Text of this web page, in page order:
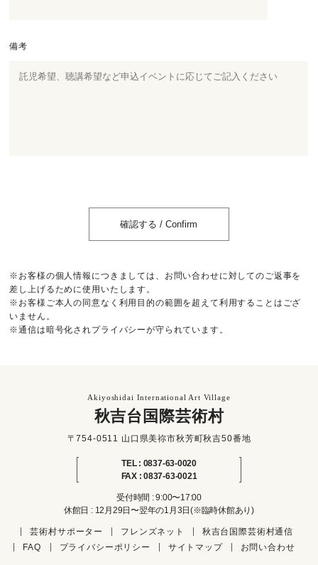
備考
※お客様の個人情報につきましては、お問い合わせに対してのご返事を
差し上げるために使用いたします。
※お客様ご本人の同意なく利用目的の範囲を超えて利用することはござ
いません。
※通信は暗号化されプライバシーが守られています。
Akiyoshidai International Art Village
秋吉台国際芸術村
〒754-0511 山口県美祢市秋芳町秋吉50番地
TEL : 0837-63-0020
FAX : 0837-63-0021
受付時間 : 9:00〜17:00
休館日 : 12月29日〜翌年の1月3日(※臨時休館あり)
芸術村サポーター フレンズネット
秋吉台国際芸術村通信
FAQ
プライバシーポリシー サイトマップ お問い合わせ